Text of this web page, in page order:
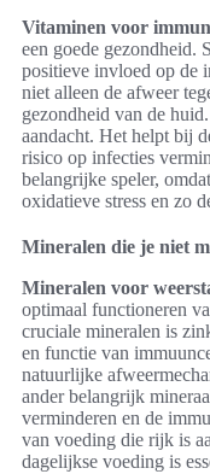
Vitaminen voor
een goede gezondheid.
positieve invloed op de
niet alleen de afweer
gezondheid van de
aandacht. Het helpt bij
risico op infecties
belangrijke speler,
oxidatieve stress en zo
Mineralen die je niet
Mineralen voor
optimaal functioneren
cruciale mineralen is
en functie van
natuurlijke
ander belangrijk
verminderen en de
van voeding die rijk is
dagelijkse voeding is